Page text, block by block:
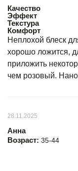
Качество
Эффект
Текстура
Комфорт
Неплохой блеск
хорошо ложится,
приложить
чем розовый.
28.11.2025
Анна
Возраст: 35-44